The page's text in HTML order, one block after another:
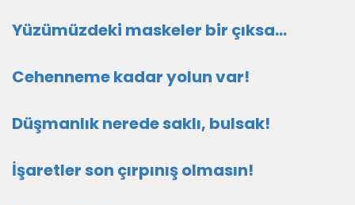
Yüzümüzdeki maskeler bir çıksa…
Cehenneme kadar yolun var!
Düşmanlık nerede saklı, bulsak!
İşaretler son çırpınış olmasın!